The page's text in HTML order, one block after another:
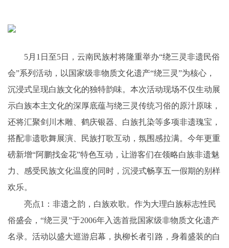
5月1日至5日，云南民族村将隆重举办“绕三灵非遗民俗
会”系列活动，以国家级非物质文化遗产“绕三灵”为核心，
沉浸式呈现白族文化的独特韵味。本次活动现场不仅生动展
示白族本主文化的深厚底蕴与绕三灵传统习俗的原汁原味，
还将汇聚剑川木雕、鹤庆银器、白族扎染等多项非遗瑰宝，
搭配非遗歌舞展演、民族打歌互动，氛围感拉满。今年更重
磅新增“阿鹏找金花”特色互动，让游客们在领略白族非遗魅
力、感受民族文化温度的同时，沉浸式畅享五一假期的别样
欢乐。
亮点1：非遗之韵，白族欢歌。作为大理白族标志性民
俗盛会，“绕三灵”于2006年入选首批国家级非物质文化遗产
名录。活动以盛大巡游启幕，执柳长者引路，身着盛装的白